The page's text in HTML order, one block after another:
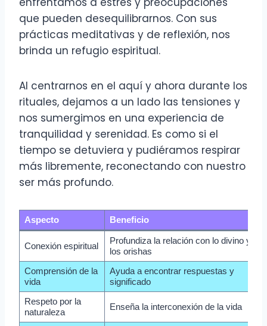
que pueden desequilibrarnos. Con sus
prácticas meditativas y de reflexión, nos
brinda un refugio espiritual.
Al centrarnos en el aquí y ahora durante los
rituales, dejamos a un lado las tensiones y
nos sumergimos en una experiencia de
tranquilidad y serenidad. Es como si el
tiempo se detuviera y pudiéramos respirar
más libremente, reconectando con nuestro
ser más profundo.
Aspecto Beneficio
Conexión espiritual
Profundiza la relación con lo divino y
los orishas
Comprensión de la
vida
Ayuda a encontrar respuestas y
significado
Respeto por la
naturaleza
Enseña la interconexión de la vida